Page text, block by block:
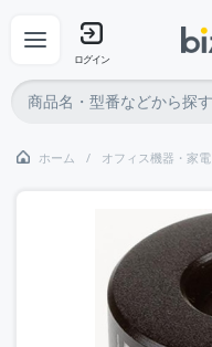
ログイン
ホーム オフィス機器・家電